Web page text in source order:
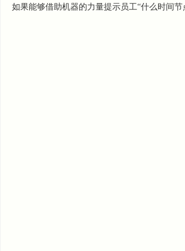
如果能够借助机器的力量提示员工“什么时间